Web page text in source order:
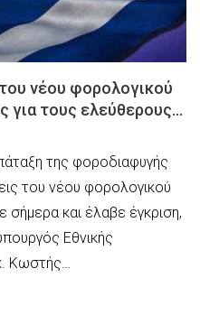
νέου φορολογικού
για τους ελεύθερους…
της φοροδιαφυγής
του νέου φορολογικού
και έλαβε έγκριση,
Εθνικής
Κωστής…